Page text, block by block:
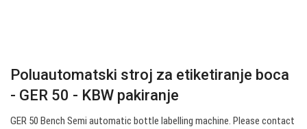
Poluautomatski stroj za etiketiranje boca
- GER 50 - KBW pakiranje
GER 50 Bench Semi automatic bottle labelling machine. Please contact